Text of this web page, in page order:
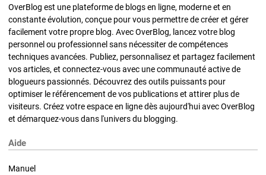
OverBlog est une plateforme de blogs en ligne, moderne et en
constante évolution, conçue pour vous permettre de créer et gérer
facilement votre propre blog. Avec OverBlog, lancez votre blog
personnel ou professionnel sans nécessiter de compétences
techniques avancées. Publiez, personnalisez et partagez facilement
vos articles, et connectez-vous avec une communauté active de
blogueurs passionnés. Découvrez des outils puissants pour
optimiser le référencement de vos publications et attirer plus de
visiteurs. Créez votre espace en ligne dès aujourd'hui avec OverBlog
et démarquez-vous dans l'univers du blogging.
Aide
Manuel